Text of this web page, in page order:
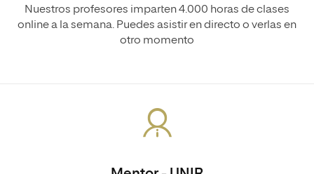
Nuestros profesores imparten 4.000 horas de clases
online a la semana. Puedes asistir en directo o verlas en
otro momento